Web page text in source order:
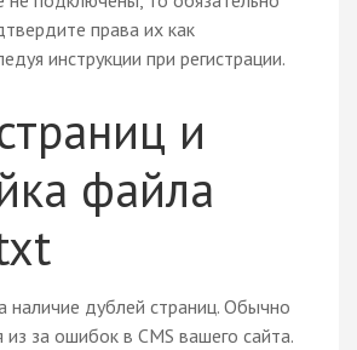
права их как
инструкции при регистрации.
и
файла
наличие дублей страниц. Обычно
из за ошибок в CMS вашего сайта.